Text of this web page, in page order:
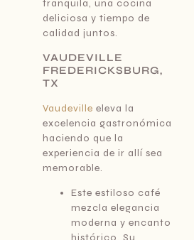
tranquila, una cocina
deliciosa y tiempo de
calidad juntos.
VAUDEVILLE
FREDERICKSBURG,
TX
Vaudevilleeleva la
excelencia gastronómica
haciendo que la
experiencia de ir allí sea
memorable.
Este estiloso café
mezcla elegancia
moderna y encanto
histórico. Su